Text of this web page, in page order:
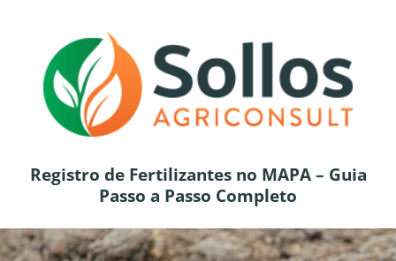
Registro de Fertilizantes no MAPA – Guia
Passo a Passo Completo